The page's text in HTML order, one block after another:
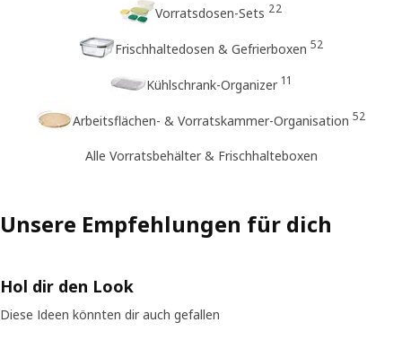
Vorratsdosen-Sets 22
Frischhaltedosen & Gefrierboxen 52
Kühlschrank-Organizer 11
Arbeitsflächen- & Vorratskammer-Organisation 52
Alle Vorratsbehälter & Frischhalteboxen
Unsere Empfehlungen für dich
Hol dir den Look
Diese Ideen könnten dir auch gefallen